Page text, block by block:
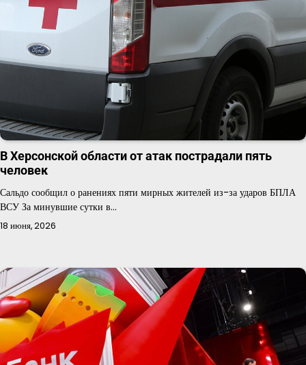
В Херсонской области от атак пострадали пять
человек
Сальдо сообщил о ранениях пяти мирных жителей из-за ударов БПЛА
ВСУ За минувшие сутки в…
18 июня, 2026